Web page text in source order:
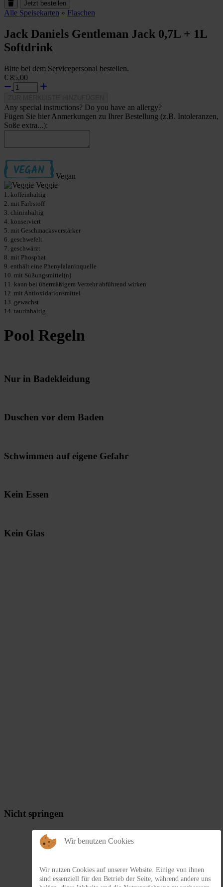
Jetzt bestellen
Alle Speisekarten » Flaschen
Jack Daniels Gentleman Jack 0,7L + 1L
Softdrink
Bitte bei dem Servicepersonal bestellen.
€ 85,00
Any special instructions? Do you have an allergy?
Fügen Sie hier Anmerkungen zu Ihrer Bestellung (z.B. Intoleranzen,
Soße extra...):
Vegan
Veggie
1. koffeinhaltig
2. mit Farbstoff
3. chininhaltig
4. konserviert
5. mit Geschmacksverstärker
6. geschwefelt
7. geschwärzt
8. mit Phosphat
9. enthält eine Phenylalaninquelle
10. mit Süßungsmittel(n)
11. kann bei übermäßigem Verzehr abführend wirken
12. mit Antioxidationsmittel
13. gewachst
14. taurinhaltig
Pool Regeln
Nur in Badekleidung
Duschen vor dem Baden
Schwimmen auf eigene Gefahr
Kein Essen
Kein Glas
Nicht springen
Wir benutzen Cookies
Wir nutzen Cookies auf unserer Website. Einige von ihnen
sind essenziell für den Betrieb der Seite, während andere uns